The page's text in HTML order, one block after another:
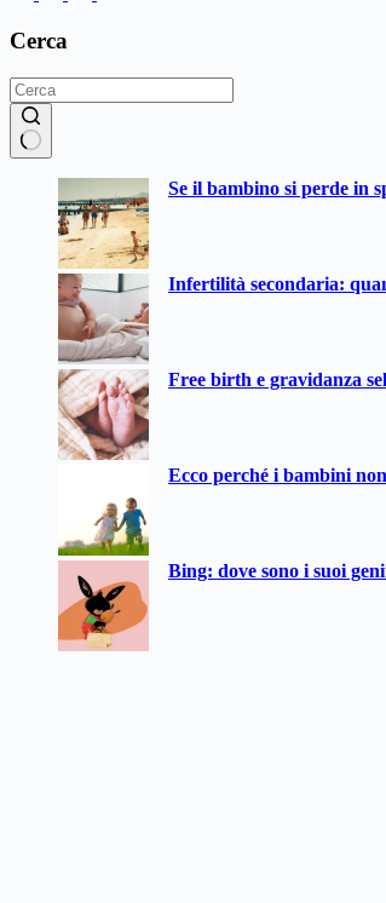
Cerca
Se il bambino si perde in
Infertilità secondaria:
Free birth e gravidanza
Ecco perché i bambini
Bing: dove sono i suoi